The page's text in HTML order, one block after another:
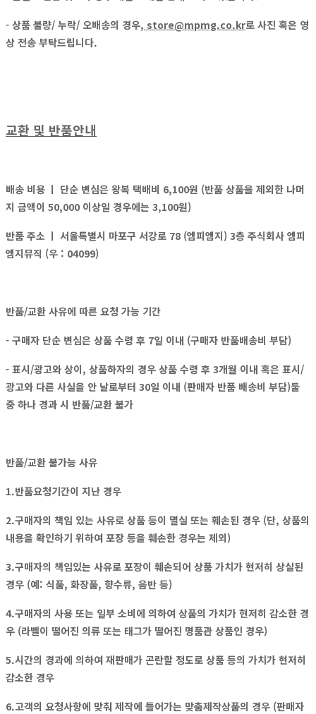
- 상품 불량/ 누락/ 오배송의 경우, store@mpmg.co.kr로 사진 혹은 영
상 전송 부탁드립니다.
교환 및 반품안내
배송 비용 ㅣ 단순 변심은 왕복 택배비 6,100원 (반품 상품을 제외한 나머
지 금액이 50,000 이상일 경우에는 3,100원)
반품 주소 ㅣ 서울특별시 마포구 서강로 78 (엠피엠지) 3층 주식회사 엠피
엠지뮤직 (우 : 04099)
반품/교환 사유에 따른 요청 가능 기간
- 구매자 단순 변심은 상품 수령 후 7일 이내 (구매자 반품배송비 부담)
- 표시/광고와 상이, 상품하자의 경우 상품 수령 후 3개월 이내 혹은 표시/
광고와 다른 사실을 안 날로부터 30일 이내 (판매자 반품 배송비 부담)둘
중 하나 경과 시 반품/교환 불가
반품/교환 불가능 사유
1.반품요청기간이 지난 경우
2.구매자의 책임 있는 사유로 상품 등이 멸실 또는 훼손된 경우 (단, 상품의
내용을 확인하기 위하여 포장 등을 훼손한 경우는 제외)
3.구매자의 책임있는 사유로 포장이 훼손되어 상품 가치가 현저히 상실된
경우 (예: 식품, 화장품, 향수류, 음반 등)
4.구매자의 사용 또는 일부 소비에 의하여 상품의 가치가 현저히 감소한 경
우 (라벨이 떨어진 의류 또는 태그가 떨어진 명품관 상품인 경우)
5.시간의 경과에 의하여 재판매가 곤란할 정도로 상품 등의 가치가 현저히
감소한 경우
6.고객의 요청사항에 맞춰 제작에 들어가는 맞춤제작상품의 경우 (판매자